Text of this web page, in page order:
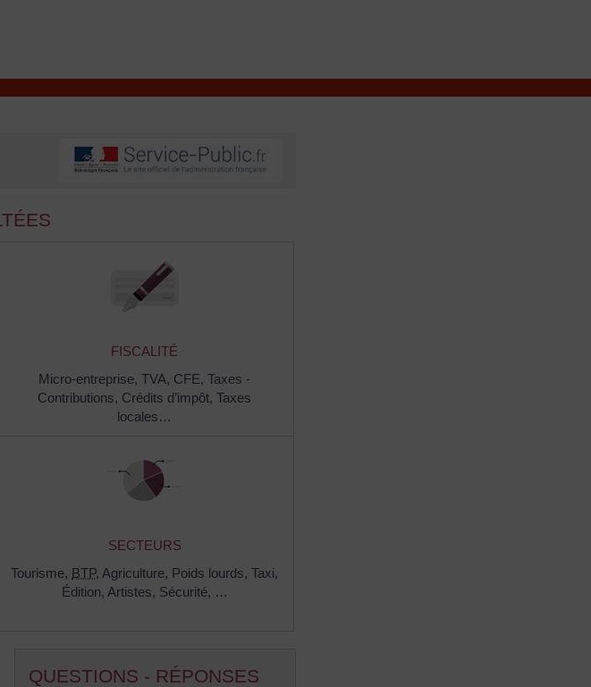
FISCALITÉ
Micro-entreprise,TVA, CFE,Taxes -
Contributions, Crédits d’impôt,Taxes
locales…
SECTEURS
Tourisme, BTP, Agriculture, Poids lourds,Taxi,
Édition, Artistes, Sécurité, …
QUESTIONS - RÉPONSES